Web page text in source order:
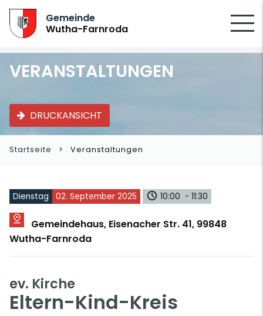
Gemeinde
Wutha-Farnroda
VERANSTALTUNGEN
DRUCKANSICHT
Startseite Veranstaltungen
Dienstag 02. September 2025 10:00 - 11:30
Gemeindehaus, Eisenacher Str. 41, 99848
Wutha-Farnroda
ev. Kirche
Eltern-Kind-Kreis